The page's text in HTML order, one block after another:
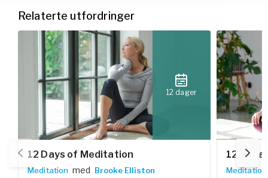
Relaterte utfordringer
12 dager
12 Days of Meditation
Meditation med Brooke Elliston
12
Meditation